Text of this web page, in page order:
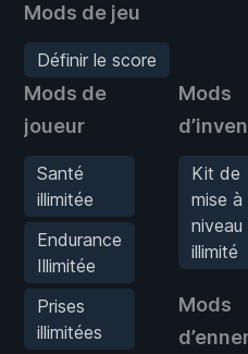
Mods de jeu
Définir le score
Mods de
joueur
Santé
illimitée
Endurance
Illimitée
Prises
illimitées
Mods
Kit de
mise à
niveau
illimité
Mods